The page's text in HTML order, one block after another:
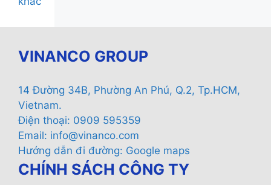
VINANCO GROUP
14 Đường 34B, Phường An Phú, Q.2, Tp.HCM,
Vietnam.
Điện thoại: 0909 595359
Email: info@vinanco.com
Hướng dẫn đi đường: Google maps
CHÍNH SÁCH CÔNG TY